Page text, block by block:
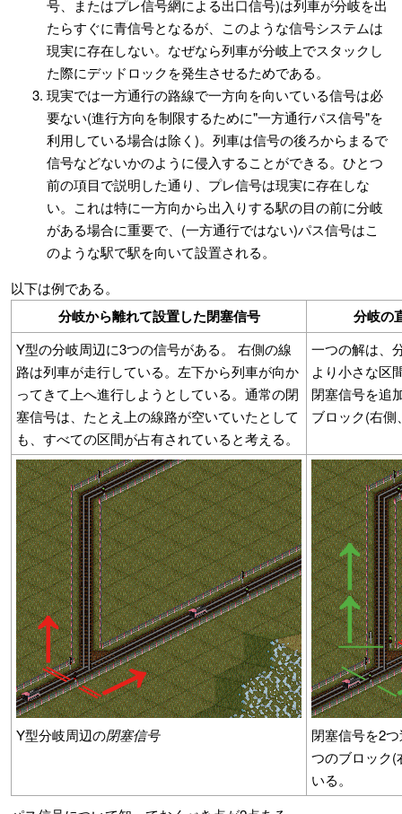
号、またはプレ信号網による出口信号)は列車が分岐を出
たらすぐに青信号となるが、このような信号システムは
現実に存在しない。なぜなら列車が分岐上でスタックし
た際にデッドロックを発生させるためである。
現実では一方通行の路線で一方向を向いている信号は必
要ない(進行方向を制限するために"一方通行パス信号"を
利用している場合は除く)。列車は信号の後ろからまるで
信号などないかのように侵入することができる。ひとつ
前の項目で説明した通り、プレ信号は現実に存在しな
い。これは特に一方向から出入りする駅の目の前に分岐
がある場合に重要で、(一方通行ではない)パス信号はこ
のような駅で駅を向いて設置される。
以下は例である。
分岐から離れて設置した閉塞信号 分岐の
Y型の分岐周辺に3つの信号がある。 右側の線
路は列車が走行している。左下から列車が向か
ってきて上へ進行しようとしている。通常の閉
塞信号は、たとえ上の線路が空いていたとして
も、すべての区間が占有されていると考える。
一つの解は、
より小さな区
閉塞信号を追
ブロック(右
Y型分岐周辺の閉塞信号
閉塞信号を2
つのブロック(
いる。